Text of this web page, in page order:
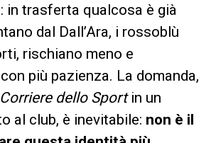
in trasferta qualcosa è già
dal Dall’Ara, i rossoblù
rischiano meno e
più pazienza. La domanda,
Corriere dello Sportin un
al club, è inevitabile: non è il